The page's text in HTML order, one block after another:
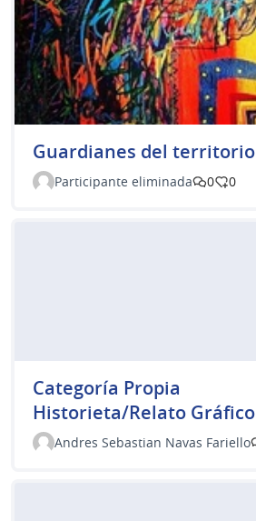
Guardianes del territorio
Participante eliminada
0 0
Categoría Propia
Historieta/Relato Gráfico
Andres Sebastian Navas Fariello